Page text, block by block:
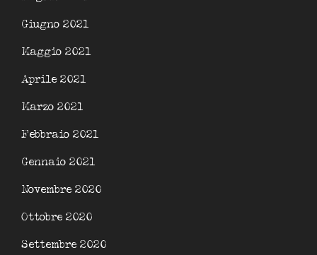
Giugno 2021
Maggio 2021
Aprile 2021
Marzo 2021
Febbraio 2021
Gennaio 2021
Novembre 2020
Ottobre 2020
Settembre 2020